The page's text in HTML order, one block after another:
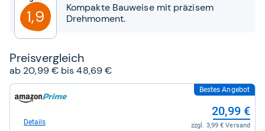
1,9
Kompakte Bauweise mit präzisem
Drehmoment.
Preis­ver­gleich
ab 20,99 € bis 48,69 €
Shop:
Amazon.de
Bestes Angebot
20,99 €
zzgl. 3,99 € Versand
Details